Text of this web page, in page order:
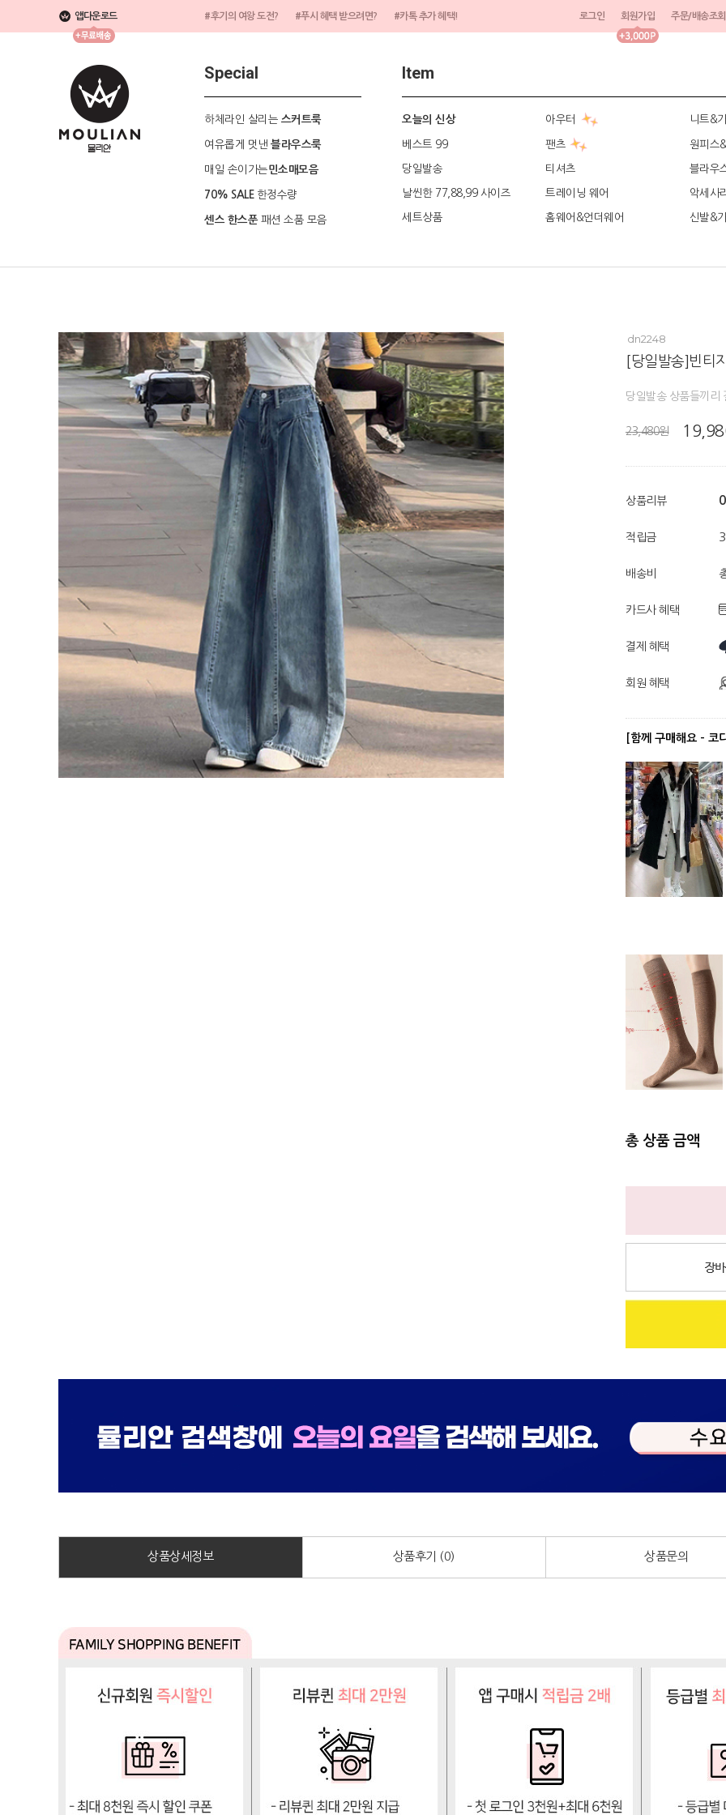
앱다운로드 #후기의 여왕 도전? #푸시 혜택 받으려면? #카톡 추가 혜택! 로그인 회원가입 주문/배송조회
Special
하체라인 살리는 스커트룩
여유롭게 멋낸 블라우스룩
매일 손이가는민소매모음
70% SALE 한정수량
센스 한스푼패션 소품 모음
Item
오늘의 신상 아우터 니트&
베스트 99 팬츠 원피스
당일발송 티셔츠 블라우
날씬한 77,88,99 사이즈 트레이닝 웨어 악세사
세트상품 홈웨어&언더웨어 신발&
dn2248
[당일발송]빈티
당일발송 상품들끼리
23,480원
상품리뷰 0
적립금
배송비
카드사 혜택
결제 혜택
회원 혜택
[함께 구매해요 - 코
총 상품 금액
상품상세정보 상품후기 (0) 상품문의